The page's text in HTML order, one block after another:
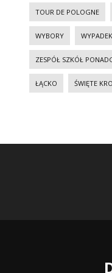
TOUR DE POLOGNE
WYBORY WYPADEK
ZESPÓŁ SZKÓŁ
ŁĄCKO ŚWIĘTE